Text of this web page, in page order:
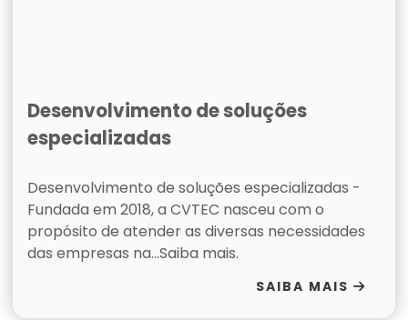
Desenvolvimento de soluções
especializadas
Desenvolvimento de soluções especializadas -
Fundada em 2018, a CVTEC nasceu com o
propósito de atender as diversas necessidades
das empresas na...Saiba mais.
SAIBA MAIS